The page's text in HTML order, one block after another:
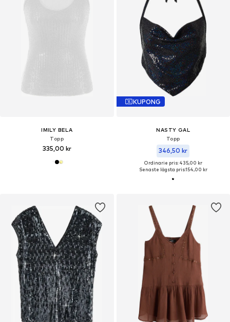
IMILY BELA
Topp
335,00 kr
KUPONG
NASTY GAL
Topp
346,50 kr
Ordinarie pris: 435,00 kr
Senaste lägsta pris:154,00 kr